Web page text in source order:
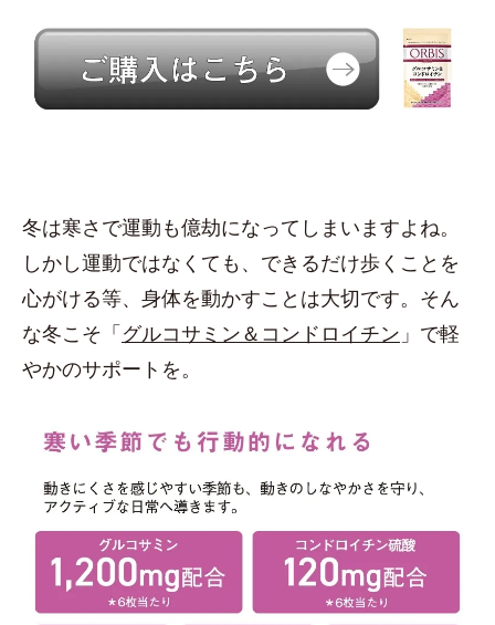
冬は寒さで運動も億劫になってしまいますよね。
しかし運動ではなくても、できるだけ歩くことを
心がける等、身体を動かすことは大切です。そん
な冬こそ「グルコサミン＆コンドロイチン 」で軽
やかのサポートを。